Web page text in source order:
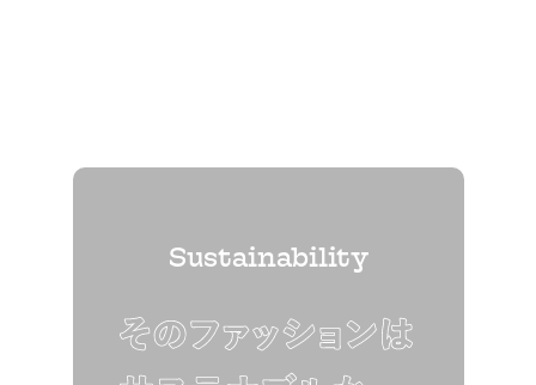
Sustainability